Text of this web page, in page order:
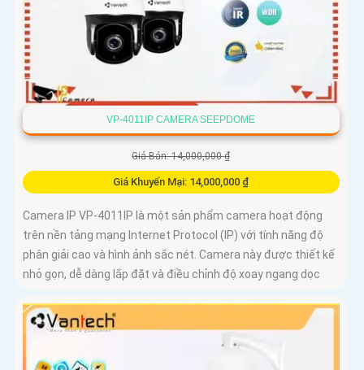
VP-4011IP CAMERA SEEPDOME
Giá Bán: 14,000,000 ₫
Giá Khuyến Mại: 14,000,000 ₫
Camera IP VP-4011IP là một sản phẩm camera hoạt động
trên nền tảng mạng Internet Protocol (IP) với tính năng độ
phân giải cao và hình ảnh sắc nét. Camera này được thiết kế
nhỏ gọn, dễ dàng lắp đặt và điều chỉnh độ xoay ngang dọc